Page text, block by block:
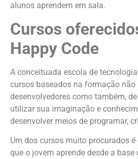
alunos aprendem em sala.
Cursos
Happy Code
A conceituada escola de
cursos baseados na formação não
desenvolvedores como também,
utilizar sua imaginação e
desenvolver meios de programar,
Um dos cursos muito procurados é
que o jovem aprende desde a